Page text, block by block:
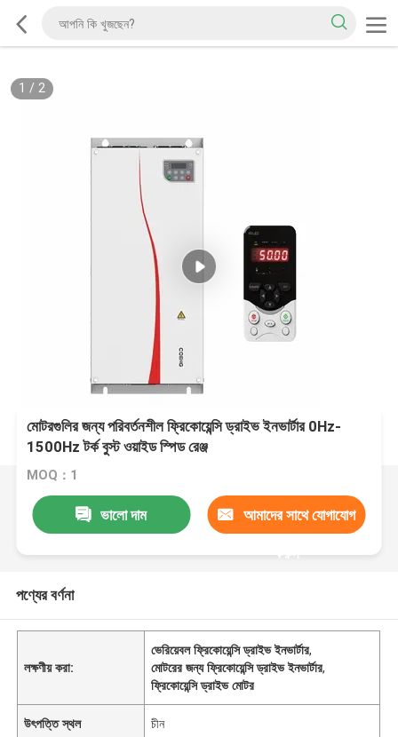
1 / 2
মোটরগুলির জন্য পরিবর্তনশীল ফ্রিকোয়েন্সি ড্রাইভ ইনভার্টার 0Hz-
1500Hz টর্ক বুস্ট ওয়াইড স্পিড রেঞ্জ
MOQ：1
ভালো দাম আমাদের সাথে যোগাযোগ
করুন
পণ্যের বর্ণনা
লক্ষণীয় করা:
ভেরিয়েবল ফ্রিকোয়েন্সি ড্রাইভ ইনভার্টার,
মোটরের জন্য ফ্রিকোয়েন্সি ড্রাইভ ইনভার্টার,
ফ্রিকোয়েন্সি ড্রাইভ মোটর
উৎপত্তি স্থল চীন